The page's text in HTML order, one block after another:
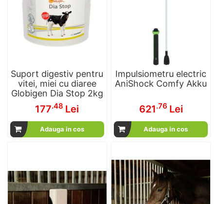
Suport digestiv pentru
vitei, miei cu diaree
Globigen Dia Stop 2kg
177.48 Lei
Adauga in cos
Impulsiometru electric
AniShock Comfy Akku
621.76 Lei
Adauga in cos